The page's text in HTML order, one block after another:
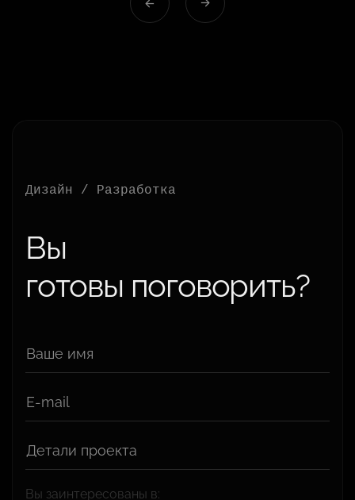
Дизайн / Разработка
Вы
готовы поговорить?
Ваше имя
E-mail
Детали проекта
Вы заинтересованы в: